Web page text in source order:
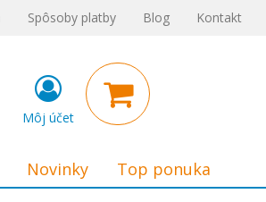
Spôsoby platby Blog Kontakt
Môj účet
Novinky Top ponuka